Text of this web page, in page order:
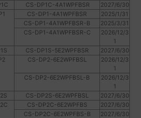
CS-DP1C-4A1WPFBSR
2027/6/30
CS-DP1-4A1WPFBSR
2025/1/31
CS-DP1-4A1WPFBSR-B
2025/3/31
CS-DP1-4A1WPFBSR-C
2026/12/3
1
CS-DP1S-5E2WPFBSR
2027/6/30
CS-DP2-6E2WPFBSL
2026/12/3
1
CS-DP2-6E2WPFBSL-B
2026/12/3
1
CS-DP2S-6E2WPFBSL
2027/6/30
CS-DP2C-6E2WPFBS
2027/6/30
CS-DP2C-6E2WPFBS-B
2027/6/30